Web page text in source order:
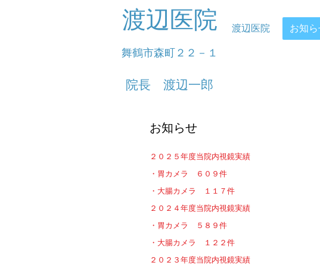
渡辺医院
舞鶴市森町２２－１
​院長 渡辺一郎​
渡辺医院 お知ら
お知らせ
２０２５年度当院内視鏡実績
・胃カメラ ６０９件
​・大腸カメラ １１７件
２０２４年度当院内視鏡実績
・胃カメラ ５８９件
・大腸カメラ １２２件
２０２３年度当院内視鏡実績